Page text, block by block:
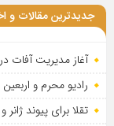
جدیدترین مقالات و
آغاز مدیریت آفات
رادیو محرم و
تقلا برای پیوند